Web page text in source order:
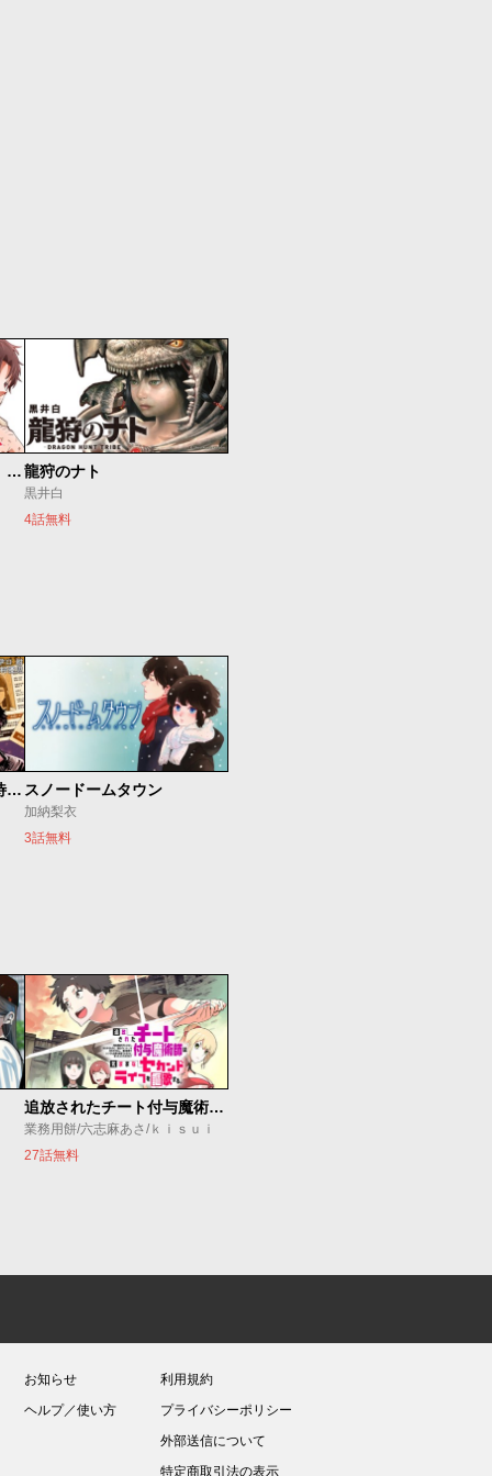
最強出戻り中年冒険者は、今さら命なんてかけたくない龍狩のナト
黒井白
4話無料
今夜もシリアルキラーと待ち合わせ スノードームタウン
加納梨衣
3話無料
追放されたチート付与魔術師は気ままなセカンドライフを謳歌する。 ～俺は武器だけじゃなく、あらゆるものに『強化ポイント』を付与できるし、俺の意思でいつでも効果を解除できるけど、残った人たち大丈夫？～
業務用餅/六志麻あさ/ｋｉｓｕｉ
27話無料
お知らせ
ヘルプ／使い方
利用規約
プライバシーポリシー
外部送信について
特定商取引法の表示